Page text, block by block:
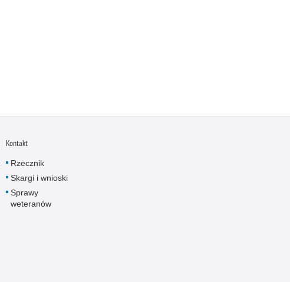
Nietrzeźwi kierujący
Nietrzeźwi opiekunowie
Kontakt
Rzecznik
Skargi i wnioski
Sprawy
weteranów